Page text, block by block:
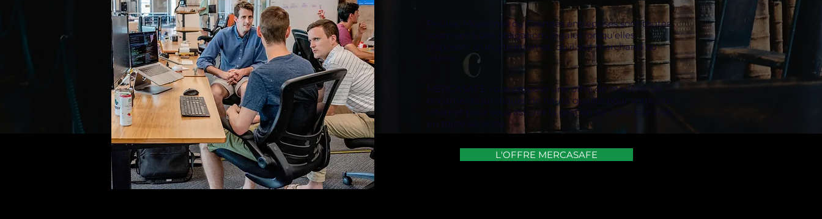
Petites, Moyennes ou Grandes entreprises sont toutes
soumises à des obligations légales lorsqu'elles
disposent d'un site internet, qu'il soit marchand ou
vitrine.
MERCASAFE vous propose une offre de modèles de
documents juridiques de haute qualité pour votre site
internet pour vous assurer la gestion de votre site web
en toute sérénité.
L'OFFRE MERCASAFE